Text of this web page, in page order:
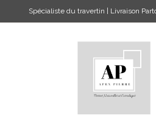
Spécialiste du travertin | Livraison